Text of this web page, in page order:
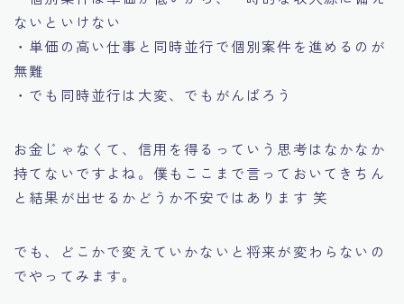
ないといけない
・単価の高い仕事と同時並行で個別案件を進めるのが
無難
・でも同時並行は大変、でもがんばろう
お金じゃなくて、信用を得るっていう思考はなかなか
持てないですよね。僕もここまで言っておいてきちん
と結果が出せるかどうか不安ではあります 笑
でも、どこかで変えていかないと将来が変わらないの
でやってみます。